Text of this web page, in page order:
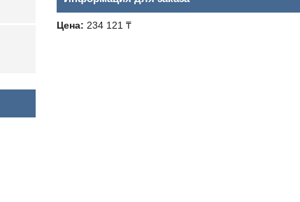
Цена: 234 121 ₸